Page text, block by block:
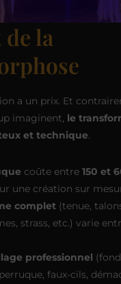
la
a un prix. Et
imaginent, le
et technique.
coûte entre 150 et
une création sur
complet(tenue,
strass, etc.) varie
professionnel
faux-cils,